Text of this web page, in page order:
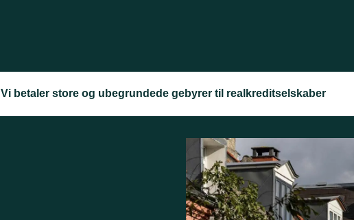
Vi betaler store og ubegrundede gebyrer til realkreditselskaber